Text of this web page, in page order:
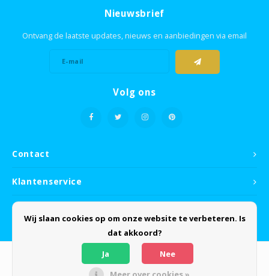
Contact
Nieuwsbrief
Ontvang de laatste updates, nieuws en aanbiedingen via email
Volg ons
Klantenservice
Mijn account
Wij slaan cookies op om onze website te verbeteren. Is
dat akkoord?
Ja
Nee